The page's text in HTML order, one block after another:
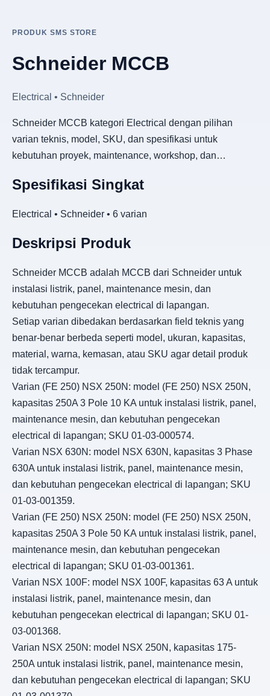
PRODUK SMS STORE
Schneider MCCB
Electrical • Schneider
Schneider MCCB kategori Electrical dengan pilihan
varian teknis, model, SKU, dan spesifikasi untuk
kebutuhan proyek, maintenance, workshop, dan…
Spesifikasi Singkat
Electrical • Schneider • 6 varian
Deskripsi Produk
Schneider MCCB adalah MCCB dari Schneider untuk
instalasi listrik, panel, maintenance mesin, dan
kebutuhan pengecekan electrical di lapangan.
Setiap varian dibedakan berdasarkan field teknis yang
benar-benar berbeda seperti model, ukuran, kapasitas,
material, warna, kemasan, atau SKU agar detail produk
tidak tercampur.
Varian (FE 250) NSX 250N: model (FE 250) NSX 250N,
kapasitas 250A 3 Pole 10 KA untuk instalasi listrik, panel,
maintenance mesin, dan kebutuhan pengecekan
electrical di lapangan; SKU 01-03-000574.
Varian NSX 630N: model NSX 630N, kapasitas 3 Phase
630A untuk instalasi listrik, panel, maintenance mesin,
dan kebutuhan pengecekan electrical di lapangan; SKU
01-03-001359.
Varian (FE 250) NSX 250N: model (FE 250) NSX 250N,
kapasitas 250A 3 Pole 50 KA untuk instalasi listrik, panel,
maintenance mesin, dan kebutuhan pengecekan
electrical di lapangan; SKU 01-03-001361.
Varian NSX 100F: model NSX 100F, kapasitas 63 A untuk
instalasi listrik, panel, maintenance mesin, dan
kebutuhan pengecekan electrical di lapangan; SKU 01-
03-001368.
Varian NSX 250N: model NSX 250N, kapasitas 175-
250A untuk instalasi listrik, panel, maintenance mesin,
dan kebutuhan pengecekan electrical di lapangan; SKU